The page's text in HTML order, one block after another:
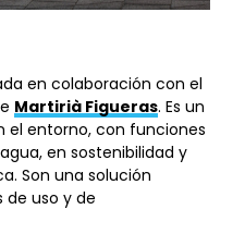
en colaboración con el
Martirià Figueras. Es un
el entorno, con funciones
en sostenibilidad y
Son una solución
uso y de